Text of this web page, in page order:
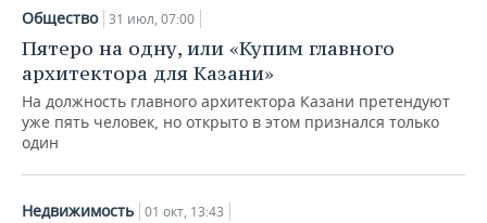
Общество 31 июл, 07:00
Пятеро на одну, или «Купим главного
архитектора для Казани»
На должность главного архитектора Казани претендуют
уже пять человек, но открыто в этом признался только
один
Недвижимость 01 окт, 13:43